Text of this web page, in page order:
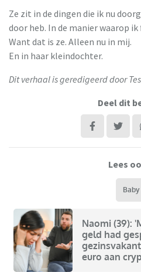
Ze zit in de dingen die ik nu
door heb. In de manier waarop ik
Want dat is ze. Alleen nu in mij.
En in haar kleindochter.
Dit verhaal is geredigeerd door
Deel dit
Lees
Baby
Naomi (39):
geld had
euro aan